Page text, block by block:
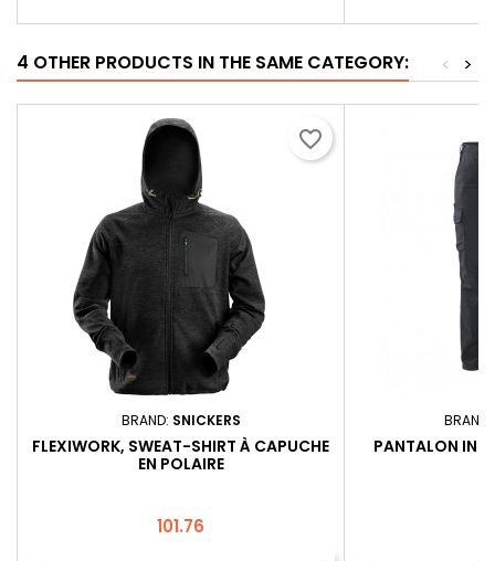
4 OTHER PRODUCTS IN THE SAME CATEGORY: >
<
BRAND: SNICKERS
FLEXIWORK, SWEAT-SHIRT À CAPUCHE
EN POLAIRE
Price
101.76
favorite_border
BRAND:
PANTALON